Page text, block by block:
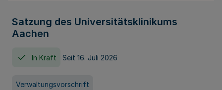
Satzung des Universitätsklinikums
Aachen
In Kraft Seit 16. Juli 2026
Verwaltungsvorschrift